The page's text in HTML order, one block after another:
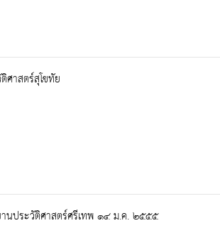
ศาสตร์สุโขทัย
นประวัติศาสตร์ศรีเทพ ๑๔ ม.ค. ๒๕๕๕